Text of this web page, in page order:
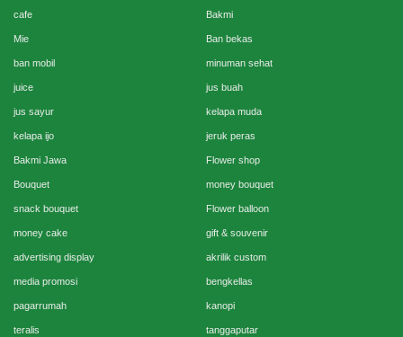
cafe Bakmi
Mie Ban bekas
ban mobil minuman sehat
juice jus buah
jus sayur kelapa muda
kelapa ijo jeruk peras
Bakmi Jawa Flower shop
Bouquet money bouquet
snack bouquet Flower balloon
money cake gift & souvenir
advertising display akrilik custom
media promosi bengkellas
pagarrumah kanopi
teralis tanggaputar